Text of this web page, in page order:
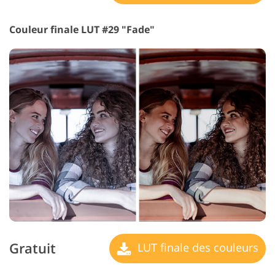
Couleur finale LUT #29 "Fade"
Gratuit LUT finale des couleurs